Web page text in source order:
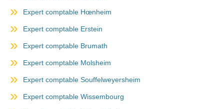
Expert comptable Hœnheim
Expert comptable Erstein
Expert comptable Brumath
Expert comptable Molsheim
Expert comptable Souffelweyersheim
Expert comptable Wissembourg